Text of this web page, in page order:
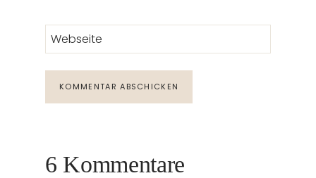
Webseite
6 Kommentare